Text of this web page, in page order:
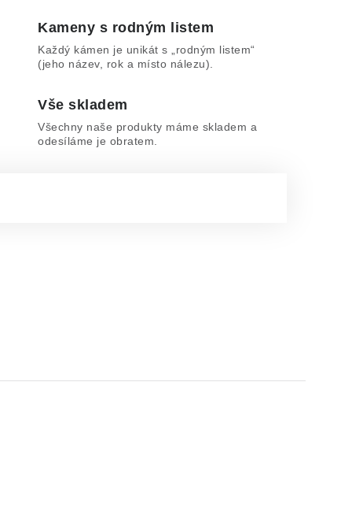
Kameny s rodným listem
Každý kámen je unikát s „rodným listem“
(jeho název, rok a místo nálezu).
Vše skladem
Všechny naše produkty máme skladem a
odesíláme je obratem.